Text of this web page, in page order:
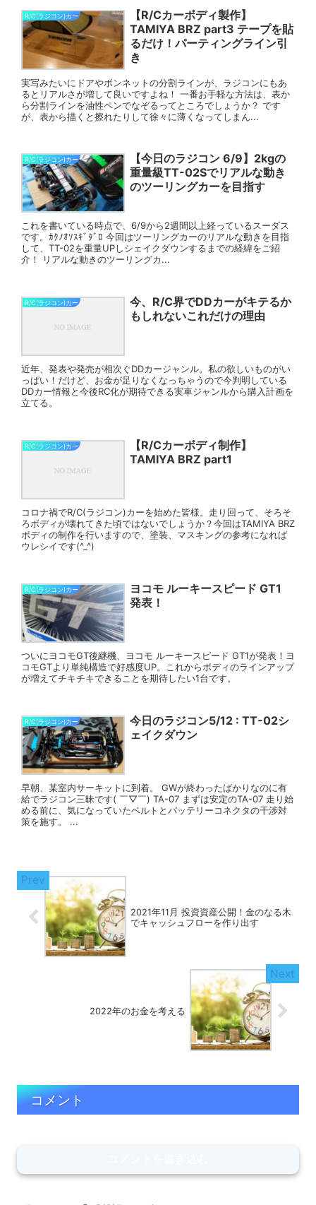
R/C(ラジコン)カー
【R/Cカーボディ製作】
TAMIYA BRZ part3 テープを貼
るだけ！パーティングライン引
き
実写みたいにドアやボンネットの分割ラインが、ラジコンにもあ
るとリアルさが増して良いですよね！ 一番お手軽な方法は、表か
ら分割ラインを油性ペンでなぞるってところでしょうか？ です
が、表から描くと擦れたりして徐々に薄くなってしまん...
R/C(ラジコン)カー
【今日のラジコン 6/9】2kgの
重量級TT-02Sでリアルな動き
のツーリングカーを目指す
これを書いている時点で、6/9から2週間以上経っているスーダス
です。ｶｸﾉｵｿｽｷﾞﾀﾞﾛ 今回はツーリングカーのリアルな動きを目指
して、TT-02を重量UPしシェイクダウンするまでの経緯をご紹
介！ リアルな動きのツーリングカ...
R/C(ラジコン)カー
今、R/C界でDDカーがキテるか
もしれないこれだけの理由
近年、発表や発売が相次ぐDDカージャンル。私の欲しいものがい
っぱい！だけど、お金が足りなくなっちゃうので今判明している
DDカー情報と今後RC化が期待できる実車ジャンルから購入計画を
立てる。
R/C(ラジコン)カー
【R/Cカーボディ制作】
TAMIYA BRZ part1
コロナ禍でR/C(ラジコン)カーを始めた皆様。走り回って、そろそ
ろボディが壊れてきた頃ではないでしょうか？今回はTAMIYA BRZ
ボディの制作を行いますので、塗装、マスキングの参考になれば
ウレシイです(^_^)
R/C(ラジコン)カー
ヨコモ ルーキースピード GT1
発表！
ついにヨコモGT後継機、ヨコモ ルーキースピード GT1が発表！ヨ
コモGTより単純構造で好感度UP。これからボディのラインアップ
が増えてチキチキできることを期待したい1台です。
R/C(ラジコン)カー
今日のラジコン5/12 : TT-02シ
ェイクダウン
早朝、某室内サーキットに到着。 GWが終わったばかりなのに有
給でラジコン三昧です( ￣▽￣) TA-07 まずは安定のTA-07 走り始
める前に、気になっていたベルトとバッテリーコネクタの干渉対
策を施す。 ...
2021年11月 投資資産公開！金のなる木
でキャッシュフローを作り出す
2022年のお金を考える
コメント